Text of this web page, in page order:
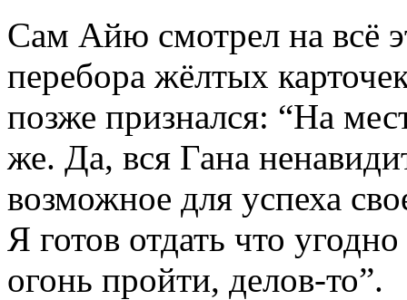
Сам Айю смотрел на всё
перебора жёлтых
позже признался: “На
же. Да, вся Гана
возможное для успеха
Я готов отдать что
огонь пройти, делов-то”.